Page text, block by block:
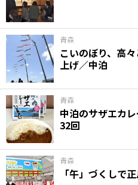
青森
こいのぼり、高
上げ／中泊
青森
中泊のサザエカ
32回
青森
「午」づくしで